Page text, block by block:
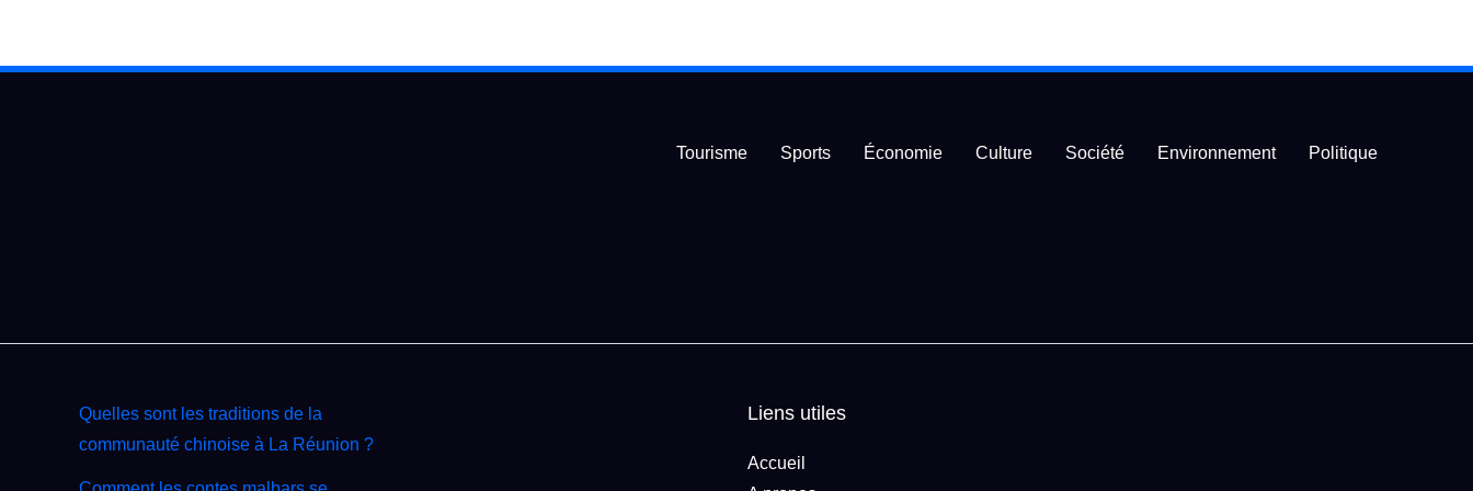
Tourisme Sports Économie Culture Société Environnement Politique
Quelles sont les traditions de la
communauté chinoise à La Réunion ?
Liens utiles
Accueil